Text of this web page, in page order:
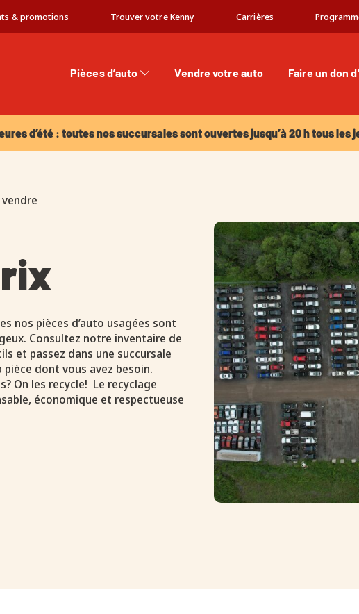
& promotions Trouver votre Kenny Carrières
Pièces d’auto Vendre votre auto Faire un don
d’été : toutes nos succursales sont ouvertes jusqu’à 20 h tous les
vendre
nos pièces d’auto usagées sont
Consultez notre inventaire de
et passez dans une succursale
dont vous avez besoin.
On les recycle! Le recyclage
économique et respectueuse